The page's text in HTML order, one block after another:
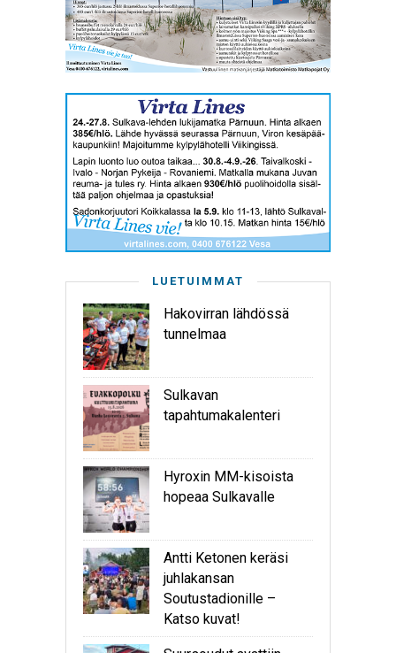
LUETUIMMAT
Hakovirran lähdössä
tunnelmaa
Sulkavan
tapahtumakalenteri
Hyroxin MM-kisoista
hopeaa Sulkavalle
Antti Ketonen keräsi
juhlakansan
Soutustadionille –
Katso kuvat!